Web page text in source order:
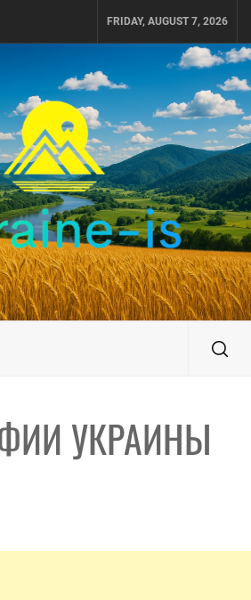
FRIDAY, AUGUST 7, 2026
IS
УКРАИНЕ
УКРАИНЫ